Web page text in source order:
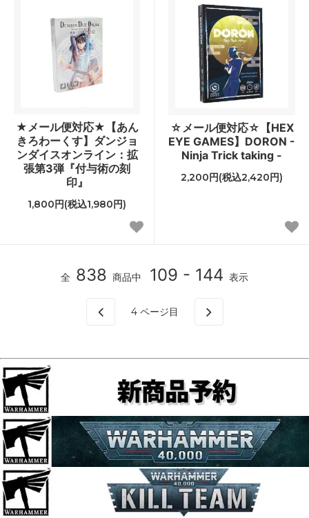
★メール便対応★【あん
きろわーくす】ダンジョ
ンダイスオンライン：拡
張第3弾『付与術の刻
印』
1,800円(税込1,980円)
☆メール便対応☆【HEX
EYE GAMES】DORON -
Ninja Trick taking -
2,200円(税込2,420円)
全 838 商品中 109 - 144 表示
4 ページ目